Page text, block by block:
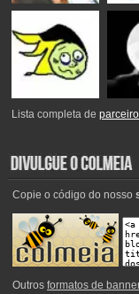
Lista completa de
Copie o código do nosso
Outros formatos de